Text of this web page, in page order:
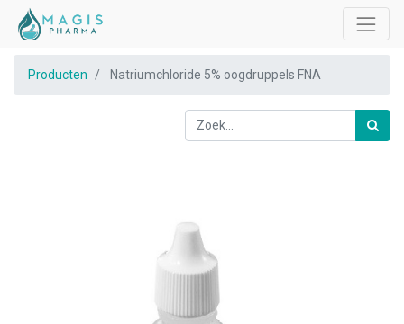
Producten Natriumchloride 5% oogdruppels FNA